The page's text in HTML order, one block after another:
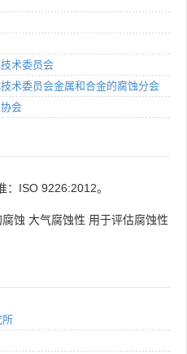
术委员会
术委员会金属和合金的腐蚀分会
会
：ISO 9226:2012。
蚀 大气腐蚀性 用于评估腐蚀性
所